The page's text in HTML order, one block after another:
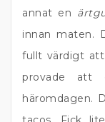
annat en
innan maten.
fullt värdigt att
provade att
häromdagen.